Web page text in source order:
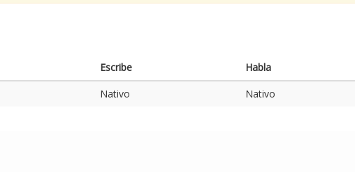
Escribe Habla
Nativo Nativo